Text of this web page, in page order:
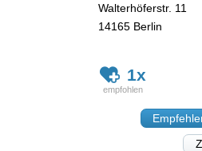
Walterhöferstr. 11
14165 Berlin
1x